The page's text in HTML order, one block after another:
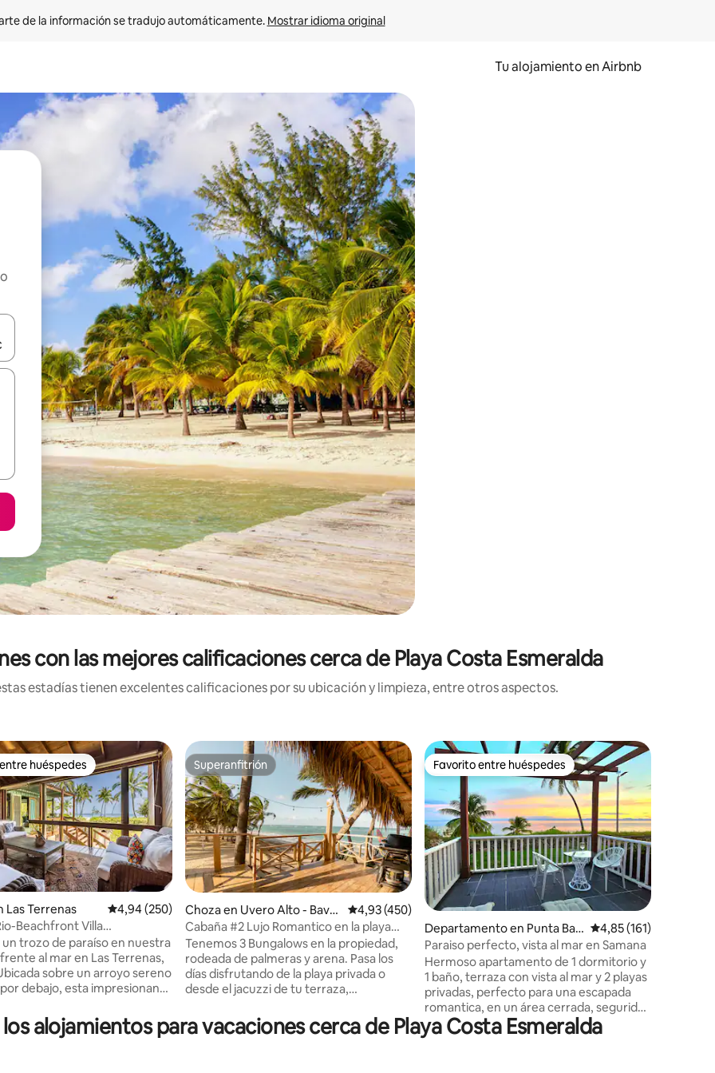
de la información se tradujo automáticamente. Mostrar idioma original
Tu alojamiento en Airbnb
las teclas de flecha hacia arriba y hacia abajo o explorá deslizando el dedo.
con las mejores calificaciones cerca de Playa Costa Esmeralda
estadías tienen excelentes calificaciones por su ubicación y limpieza, entre otros aspectos.
de 5. 196 evaluaciones
huéspedes
huéspedes
Las Terrenas Calificación promedio: 4,94 de 5. 250 evaluaciones
4,94 (250)
Beachfront Villa
trozo de paraíso en nuestra
al mar en Las Terrenas,
sobre un arroyo sereno
debajo, esta impresionante
naturaleza y comodidad. Con
hasta seis huéspedes, la
Superanfitrión
Superanfitrión
Choza en Uvero Alto - Bavar
o - Punta Cana
Calificación promedio: 4,93 de 5. 450 evaluaciones
4,93 (450)
Cabaña #2 Lujo Romantico en la playa
con Jacuzzi
Tenemos 3 Bungalows en la propiedad,
rodeada de palmeras y arena. Pasa los
días disfrutando de la playa privada o
desde el jacuzzi de tu terraza,
Mobiliario de lujo, calidad y diseño.
Jacuzzi privado en tu terraza Carro de
Favorito entre huéspedes
Favorito entre huéspedes
Departamento en Punta Bala
ndra
Calificación promedio:
4,85 (161)
Paraiso perfecto, vista al mar en Samana
Hermoso apartamento de 1 dormitorio y
1 baño, terraza con vista al mar y 2 playas
privadas, perfecto para una escapada
romantica, en un área cerrada, seguridad
las 24 horas. Un estacionamiento privado
está disponible frente al complejo de su
alojamientos para vacaciones cerca de Playa Costa Esmeralda